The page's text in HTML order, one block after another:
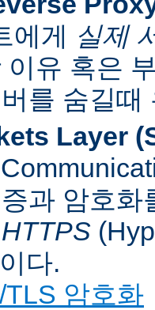
에게 실제
이유 혹은
를 숨길때
Layer
과 암호
HTTPS
다.
TLS 암호화